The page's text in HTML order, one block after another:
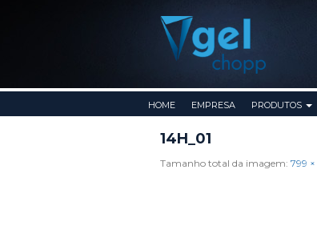
HOME EMPRESA PRODUTOS
14H_01
Tamanho total da imagem: 799 ×